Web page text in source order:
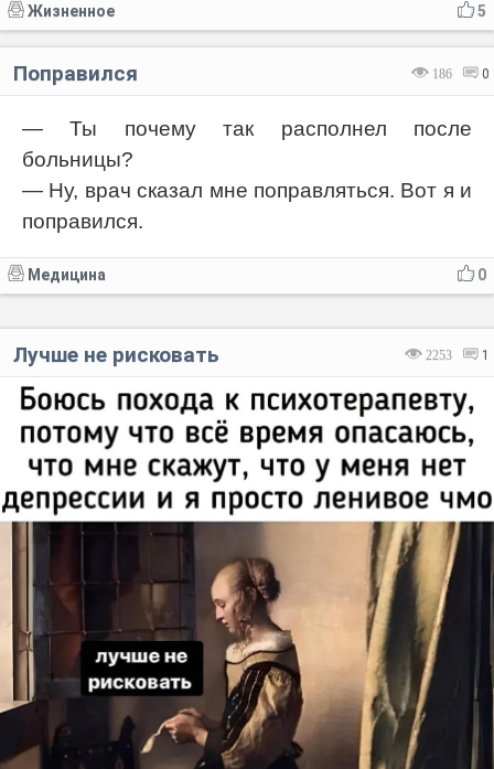
5
Жизненное
186 0
Поправился
— Ты почему так располнел после
больницы?
— Ну, врач сказал мне поправляться. Вот я и
поправился.
0
Медицина
2253 1
Лучше не рисковать